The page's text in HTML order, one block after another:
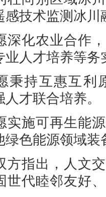
感技术监测冰
深化农业合作
业人才培养等务
秉持互惠互利
才联合培养。
实施可再生能
绿色能源领域
方指出，人文
世代睦邻友好